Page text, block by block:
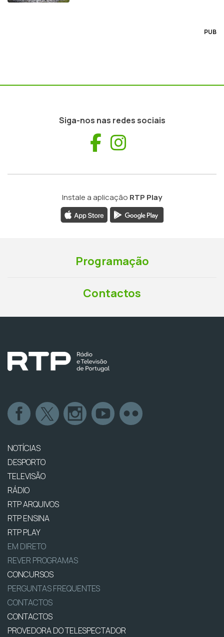
PUB
Siga-nos nas redes sociais
Facebook
Instale a aplicação RTP Play
Programação
Contactos
NOTÍCIAS
DESPORTO
TELEVISÃO
RÁDIO
RTP ARQUIVOS
RTP ENSINA
RTP PLAY
EM DIRETO
REVER PROGRAMAS
CONCURSOS
PERGUNTAS FREQUENTES
CONTACTOS
CONTACTOS
PROVEDORA DO TELESPECTADOR